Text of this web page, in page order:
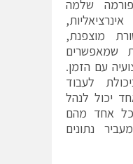
שלמה
מוצפנת,
שמאפשרים
עם הזמן.
לעבוד
יכול לנהל
אחד מהם
נתונים